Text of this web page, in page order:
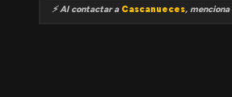
⚡ Al contactar a Cascanueces, menciona